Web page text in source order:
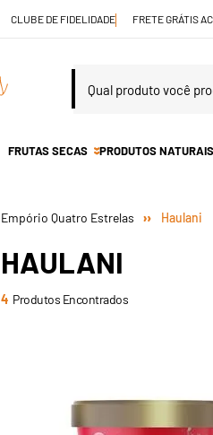
CLUBE DE FIDELIDADE FRETE GRÁTIS
FRUTAS SECAS PRODUTOS NATURAIS
Haulani
HAULANI
4 Produtos Encontrados